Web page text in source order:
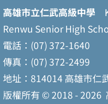
高雄市立仁武高級中學
Renwu Senior High
電話：(07) 372-1640
傳真：(07) 372-2499
地址：814014 高雄市仁
版權所有 © 2018 - 2026